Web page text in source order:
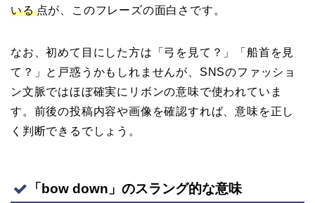
いる点が、このフレーズの面白さです。
なお、初めて目にした方は「弓を見て？」「船首を見
て？」と戸惑うかもしれませんが、SNSのファッショ
ン文脈ではほぼ確実にリボンの意味で使われていま
す。前後の投稿内容や画像を確認すれば、意味を正し
く判断できるでしょう。
「bow down」のスラング的な意味